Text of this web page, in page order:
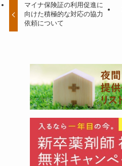
マイナ保険証の利用促進に
向けた積極的な対応の協力
依頼について